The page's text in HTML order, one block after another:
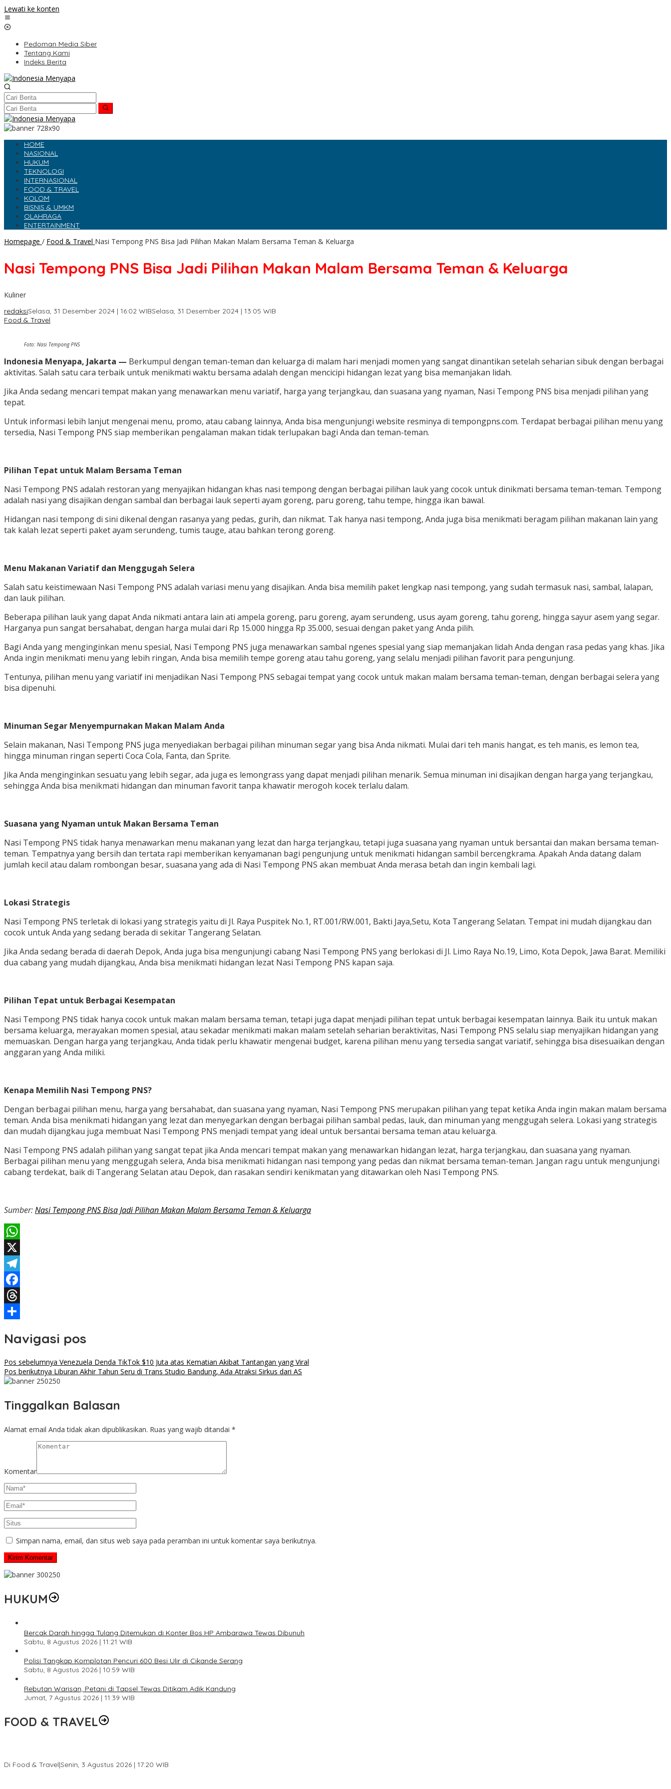
Lewati ke konten
Pedoman Media Siber
Tentang Kami
Indeks Berita
HOME
NASIONAL
HUKUM
TEKNOLOGI
INTERNASIONAL
FOOD & TRAVEL
KOLOM
BISNIS & UMKM
OLAHRAGA
ENTERTAINMENT
Homepage / Food & Travel Nasi Tempong PNS Bisa Jadi Pilihan Makan Malam Bersama Teman & Keluarga
Nasi Tempong PNS Bisa Jadi Pilihan Makan Malam Bersama Teman & Keluarga
Kuliner
redaksiSelasa, 31 Desember 2024 | 16:02 WIBSelasa, 31 Desember 2024 | 13:05 WIB
Food & Travel
Foto: Nasi Tempong PNS
Indonesia Menyapa, Jakarta — Berkumpul dengan teman-teman dan keluarga di malam hari menjadi momen yang sangat dinantikan setelah seharian sibuk dengan berbagai
aktivitas. Salah satu cara terbaik untuk menikmati waktu bersama adalah dengan mencicipi hidangan lezat yang bisa memanjakan lidah.
Jika Anda sedang mencari tempat makan yang menawarkan menu variatif, harga yang terjangkau, dan suasana yang nyaman, Nasi Tempong PNS bisa menjadi pilihan yang
tepat.
Untuk informasi lebih lanjut mengenai menu, promo, atau cabang lainnya, Anda bisa mengunjungi website resminya di tempongpns.com. Terdapat berbagai pilihan menu yang
tersedia, Nasi Tempong PNS siap memberikan pengalaman makan tidak terlupakan bagi Anda dan teman-teman.
Pilihan Tepat untuk Malam Bersama Teman
Nasi Tempong PNS adalah restoran yang menyajikan hidangan khas nasi tempong dengan berbagai pilihan lauk yang cocok untuk dinikmati bersama teman-teman. Tempong
adalah nasi yang disajikan dengan sambal dan berbagai lauk seperti ayam goreng, paru goreng, tahu tempe, hingga ikan bawal.
Hidangan nasi tempong di sini dikenal dengan rasanya yang pedas, gurih, dan nikmat. Tak hanya nasi tempong, Anda juga bisa menikmati beragam pilihan makanan lain yang
tak kalah lezat seperti paket ayam serundeng, tumis tauge, atau bahkan terong goreng.
Menu Makanan Variatif dan Menggugah Selera
Salah satu keistimewaan Nasi Tempong PNS adalah variasi menu yang disajikan. Anda bisa memilih paket lengkap nasi tempong, yang sudah termasuk nasi, sambal, lalapan,
dan lauk pilihan.
Beberapa pilihan lauk yang dapat Anda nikmati antara lain ati ampela goreng, paru goreng, ayam serundeng, usus ayam goreng, tahu goreng, hingga sayur asem yang segar.
Harganya pun sangat bersahabat, dengan harga mulai dari Rp 15.000 hingga Rp 35.000, sesuai dengan paket yang Anda pilih.
Bagi Anda yang menginginkan menu spesial, Nasi Tempong PNS juga menawarkan sambal ngenes spesial yang siap memanjakan lidah Anda dengan rasa pedas yang khas. Jika
Anda ingin menikmati menu yang lebih ringan, Anda bisa memilih tempe goreng atau tahu goreng, yang selalu menjadi pilihan favorit para pengunjung.
Tentunya, pilihan menu yang variatif ini menjadikan Nasi Tempong PNS sebagai tempat yang cocok untuk makan malam bersama teman-teman, dengan berbagai selera yang
bisa dipenuhi.
Minuman Segar Menyempurnakan Makan Malam Anda
Selain makanan, Nasi Tempong PNS juga menyediakan berbagai pilihan minuman segar yang bisa Anda nikmati. Mulai dari teh manis hangat, es teh manis, es lemon tea,
hingga minuman ringan seperti Coca Cola, Fanta, dan Sprite.
Jika Anda menginginkan sesuatu yang lebih segar, ada juga es lemongrass yang dapat menjadi pilihan menarik. Semua minuman ini disajikan dengan harga yang terjangkau,
sehingga Anda bisa menikmati hidangan dan minuman favorit tanpa khawatir merogoh kocek terlalu dalam.
Suasana yang Nyaman untuk Makan Bersama Teman
Nasi Tempong PNS tidak hanya menawarkan menu makanan yang lezat dan harga terjangkau, tetapi juga suasana yang nyaman untuk bersantai dan makan bersama teman-
teman. Tempatnya yang bersih dan tertata rapi memberikan kenyamanan bagi pengunjung untuk menikmati hidangan sambil bercengkrama. Apakah Anda datang dalam
jumlah kecil atau dalam rombongan besar, suasana yang ada di Nasi Tempong PNS akan membuat Anda merasa betah dan ingin kembali lagi.
Lokasi Strategis
Nasi Tempong PNS terletak di lokasi yang strategis yaitu di Jl. Raya Puspitek No.1, RT.001/RW.001, Bakti Jaya,Setu, Kota Tangerang Selatan. Tempat ini mudah dijangkau dan
cocok untuk Anda yang sedang berada di sekitar Tangerang Selatan.
Jika Anda sedang berada di daerah Depok, Anda juga bisa mengunjungi cabang Nasi Tempong PNS yang berlokasi di Jl. Limo Raya No.19, Limo, Kota Depok, Jawa Barat. Memiliki
dua cabang yang mudah dijangkau, Anda bisa menikmati hidangan lezat Nasi Tempong PNS kapan saja.
Pilihan Tepat untuk Berbagai Kesempatan
Nasi Tempong PNS tidak hanya cocok untuk makan malam bersama teman, tetapi juga dapat menjadi pilihan tepat untuk berbagai kesempatan lainnya. Baik itu untuk makan
bersama keluarga, merayakan momen spesial, atau sekadar menikmati makan malam setelah seharian beraktivitas, Nasi Tempong PNS selalu siap menyajikan hidangan yang
memuaskan. Dengan harga yang terjangkau, Anda tidak perlu khawatir mengenai budget, karena pilihan menu yang tersedia sangat variatif, sehingga bisa disesuaikan dengan
anggaran yang Anda miliki.
Kenapa Memilih Nasi Tempong PNS?
Dengan berbagai pilihan menu, harga yang bersahabat, dan suasana yang nyaman, Nasi Tempong PNS merupakan pilihan yang tepat ketika Anda ingin makan malam bersama
teman. Anda bisa menikmati hidangan yang lezat dan menyegarkan dengan berbagai pilihan sambal pedas, lauk, dan minuman yang menggugah selera. Lokasi yang strategis
dan mudah dijangkau juga membuat Nasi Tempong PNS menjadi tempat yang ideal untuk bersantai bersama teman atau keluarga.
Nasi Tempong PNS adalah pilihan yang sangat tepat jika Anda mencari tempat makan yang menawarkan hidangan lezat, harga terjangkau, dan suasana yang nyaman.
Berbagai pilihan menu yang menggugah selera, Anda bisa menikmati hidangan nasi tempong yang pedas dan nikmat bersama teman-teman. Jangan ragu untuk mengunjungi
cabang terdekat, baik di Tangerang Selatan atau Depok, dan rasakan sendiri kenikmatan yang ditawarkan oleh Nasi Tempong PNS.
Sumber:Nasi Tempong PNS Bisa Jadi Pilihan Makan Malam Bersama Teman & Keluarga
WhatsApp
X
Telegram
Facebook
Threads
Navigasi pos
Pos sebelumnya Venezuela Denda TikTok $10 Juta atas Kematian Akibat Tantangan yang Viral
Pos berikutnya Liburan Akhir Tahun Seru di Trans Studio Bandung, Ada Atraksi Sirkus dari AS
Tinggalkan Balasan
Alamat email Anda tidak akan dipublikasikan. Ruas yang wajib ditandai *
Komentar
Simpan nama, email, dan situs web saya pada peramban ini untuk komentar saya berikutnya.
HUKUM
Bercak Darah hingga Tulang Ditemukan di Konter Bos HP Ambarawa Tewas Dibunuh
Sabtu, 8 Agustus 2026 | 11:21 WIB
Polisi Tangkap Komplotan Pencuri 600 Besi Ulir di Cikande Serang
Sabtu, 8 Agustus 2026 | 10:59 WIB
Rebutan Warisan, Petani di Tapsel Tewas Ditikam Adik Kandung
Jumat, 7 Agustus 2026 | 11:39 WIB
FOOD & TRAVEL
Di Food & Travel|Senin, 3 Agustus 2026 | 17:20 WIB